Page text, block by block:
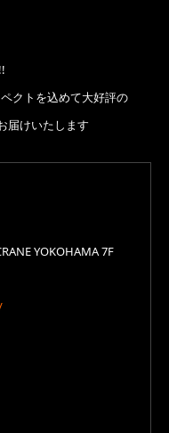
クトを込めて大好評の
届けいたします
YOKOHAMA 7F